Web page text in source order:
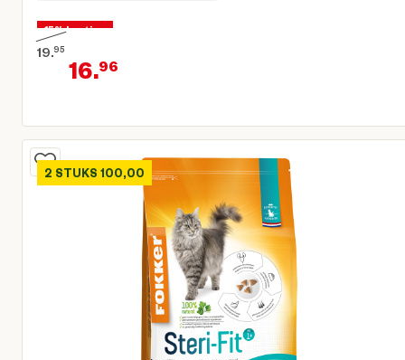
15% korting
19.95
Oorspronkelijke prijs € 19,95
16.96
Huidige prijs € 16,96
2 STUKS 100,00